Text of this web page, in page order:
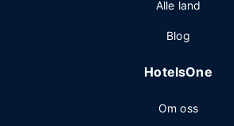
Alle land
Blog
HotelsOne
Om oss